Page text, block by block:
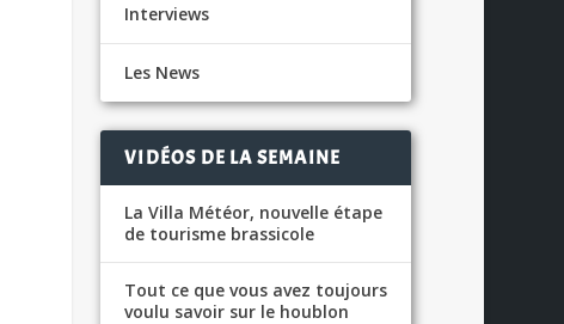
Interviews
Les News
VIDÉOS DE LA SEMAINE
La Villa Météor, nouvelle étape
de tourisme brassicole
Tout ce que vous avez toujours
voulu savoir sur le houblon